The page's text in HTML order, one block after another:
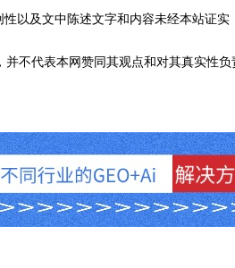
以及文中陈述文字和内容未经本站证
不代表本网赞同其观点和对其真实性